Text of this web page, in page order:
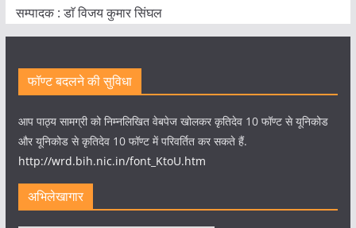
सम्पादक : डाॅ विजय कुमार सिंघल
फॉण्ट बदलने की सुविधा
आप पाठ्य सामग्री को निम्नलिखित वेबपेज खोलकर कृतिदेव 10 फॉण्ट से यूनिकोड
और यूनिकोड से कृतिदेव 10 फॉण्ट में परिवर्तित कर सकते हैं.
http://wrd.bih.nic.in/font_KtoU.htm
अभिलेखागार